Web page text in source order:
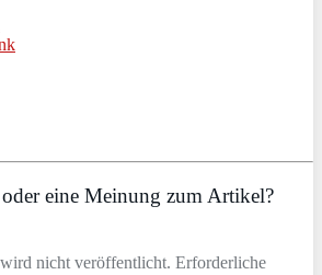
eine Meinung zum Artikel?
nicht veröffentlicht. Erforderliche